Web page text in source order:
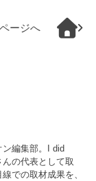
ージへ
ン編集部。I did
の代表として取
での取材成果を、